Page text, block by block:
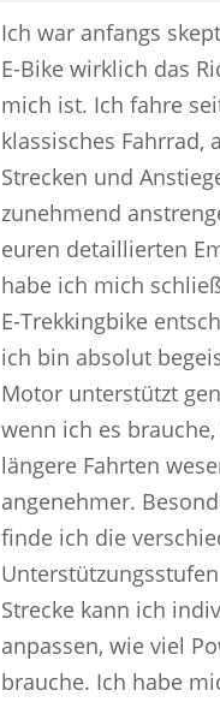
Ich war anfangs
E-Bike wirklich das
mich ist. Ich fahre
klassisches Fahrrad,
Strecken und
zunehmend
euren detaillierten
habe ich mich
E-Trekkingbike
ich bin absolut
Motor unterstützt
wenn ich es
längere Fahrten
angenehmer.
finde ich die
Strecke kann ich
anpassen, wie viel
brauche. Ich habe